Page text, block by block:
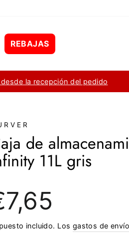
REBAJAS
la recepción del pedido
de
11L gris
incluido. Los gastos de envío